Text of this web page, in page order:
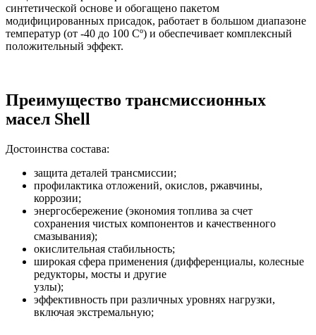
синтетической основе и обогащено пакетом
модифицированных присадок, работает в большом диапазоне
температур (от -40 до 100 Сº) и обеспечивает комплексный
положительный эффект.
Преимущество трансмиссионных
масел Shell
Достоинства состава:
защита деталей трансмиссии;
профилактика отложений, окислов, ржавчины,
коррозии;
энергосбережение (экономия топлива за счет
сохранения чистых компонентов и качественного
смазывания);
окислительная стабильность;
широкая сфера применения (дифференциалы, колесные
редукторы, мосты и другие
узлы);
эффективность при различных уровнях нагрузки,
включая экстремальную;